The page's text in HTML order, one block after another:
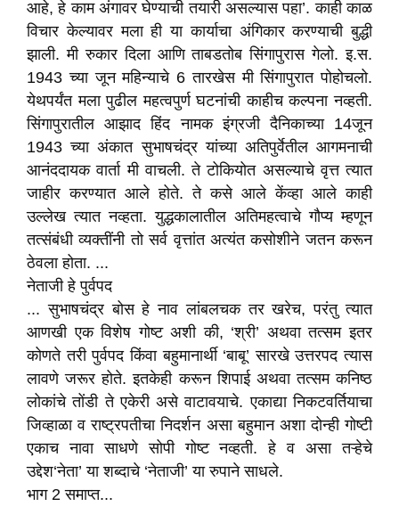
आहे, हे काम अंगावर घेण्याची तयारी असल्यास पहा’. काही काळ
विचार केल्यावर मला ही या कार्याचा अंगिकार करण्याची बुद्धी
झाली. मी रुकार दिला आणि ताबडतोब सिंगापुरास गेलो. इ.स.
1943 च्या जून महिन्याचे 6 तारखेस मी सिंगापुरात पोहोचलो.
येथपर्यंत मला पुढील महत्वपुर्ण घटनांची काहीच कल्पना नव्हती.
सिंगापुरातील आझाद हिंद नामक इंग्रजी दैनिकाच्या 14जून
1943 च्या अंकात सुभाषचंद्र यांच्या अतिपुर्वेतील आगमनाची
आनंददायक वार्ता मी वाचली. ते टोकियोत असल्याचे वृत्त त्यात
जाहीर करण्यात आले होते. ते कसे आले केंव्हा आले काही
उल्लेख त्यात नव्हता. युद्धकालातील अतिमहत्वाचे गौप्य म्हणून
तत्संबंधी व्यक्तींनी तो सर्व वृत्तांत अत्यंत कसोशीने जतन करून
ठेवला होता. ...
नेताजी हे पुर्वपद
... सुभाषचंद्र बोस हे नाव लांबलचक तर खरेच, परंतु त्यात
आणखी एक विशेष गोष्ट अशी की, ‘श्री’ अथवा तत्सम इतर
कोणते तरी पुर्वपद किंवा बहुमानार्थी ‘बाबू’ सारखे उत्तरपद त्यास
लावणे जरूर होते. इतकेही करून शिपाई अथवा तत्सम कनिष्ठ
लोकांचे तोंडी ते एकेरी असे वाटावयाचे. एकाद्या निकटवर्तियाचा
जिव्हाळा व राष्ट्रपतीचा निदर्शन असा बहुमान अशा दोन्ही गोष्टी
एकाच नावा साधणे सोपी गोष्ट नव्हती. हे व असा तऱ्हेचे
उद्देश‘नेता’ या शब्दाचे ‘नेताजी’ या रुपाने साधले.
भाग 2 समाप्त...